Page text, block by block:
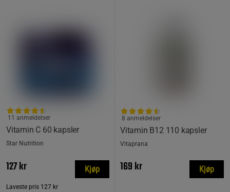
Vitamin C 60 kapsler
11 anmeldelser
Star Nutrition
127 kr
Laveste pris 127 kr
Kjøp
Vitamin B12 110 kapsler
8 anmeldelser
Vitaprana
169 kr Kjøp